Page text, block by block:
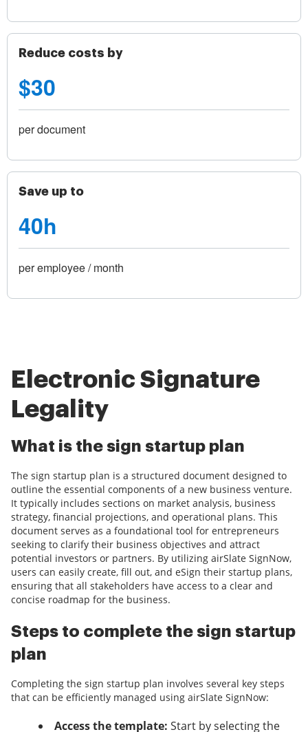
Reduce costs by
$30
per document
Save up to
40h
per employee / month
Electronic Signature
Legality
What is the sign startup plan
The sign startup plan is a structured document designed to
outline the essential components of a new business venture.
It typically includes sections on market analysis, business
strategy, financial projections, and operational plans. This
document serves as a foundational tool for entrepreneurs
seeking to clarify their business objectives and attract
potential investors or partners. By utilizing airSlate SignNow,
users can easily create, fill out, and eSign their startup plans,
ensuring that all stakeholders have access to a clear and
concise roadmap for the business.
Steps to complete the sign startup
plan
Completing the sign startup plan involves several key steps
that can be efficiently managed using airSlate SignNow:
Access the template: Start by selecting the